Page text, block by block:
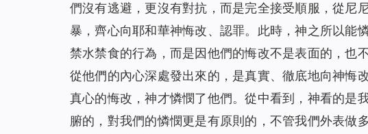
們沒有逃避，更沒有對抗，而是完全接受順服，從尼
暴，齊心向耶和華神悔改、認罪。此時，神之所以能
禁水禁食的行為，而是因他們的悔改不是表面的，也
從他們的內心深處發出來的，是真實、徹底地向神悔
真心的悔改，神才憐憫了他們。從中看到，神看的是
腑的，對我們的憐憫更是有原則的，不管我們外表做